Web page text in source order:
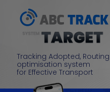
Tracking Adopted,
optimisation system
for Effective Transport